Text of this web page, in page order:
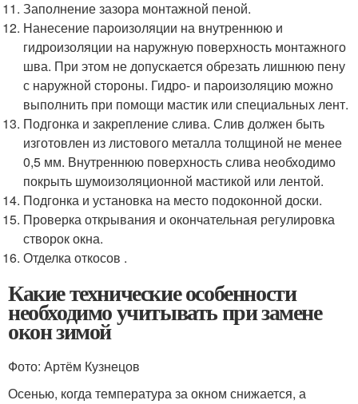
Заполнение зазора монтажной пеной.
Нанесение пароизоляции на внутреннюю и
гидроизоляции на наружную поверхность монтажного
шва. При этом не допускается обрезать лишнюю пену
с наружной стороны. Гидро- и пароизоляцию можно
выполнить при помощи мастик или специальных лент.
Подгонка и закрепление слива. Слив должен быть
изготовлен из листового металла толщиной не менее
0,5 мм. Внутреннюю поверхность слива необходимо
покрыть шумоизоляционной мастикой или лентой.
Подгонка и установка на место подоконной доски.
Проверка открывания и окончательная регулировка
створок окна.
Отделка откосов .
Какие технические особенности
необходимо учитывать при замене
окон зимой
Фото: Артём Кузнецов
Осенью, когда температура за окном снижается, а